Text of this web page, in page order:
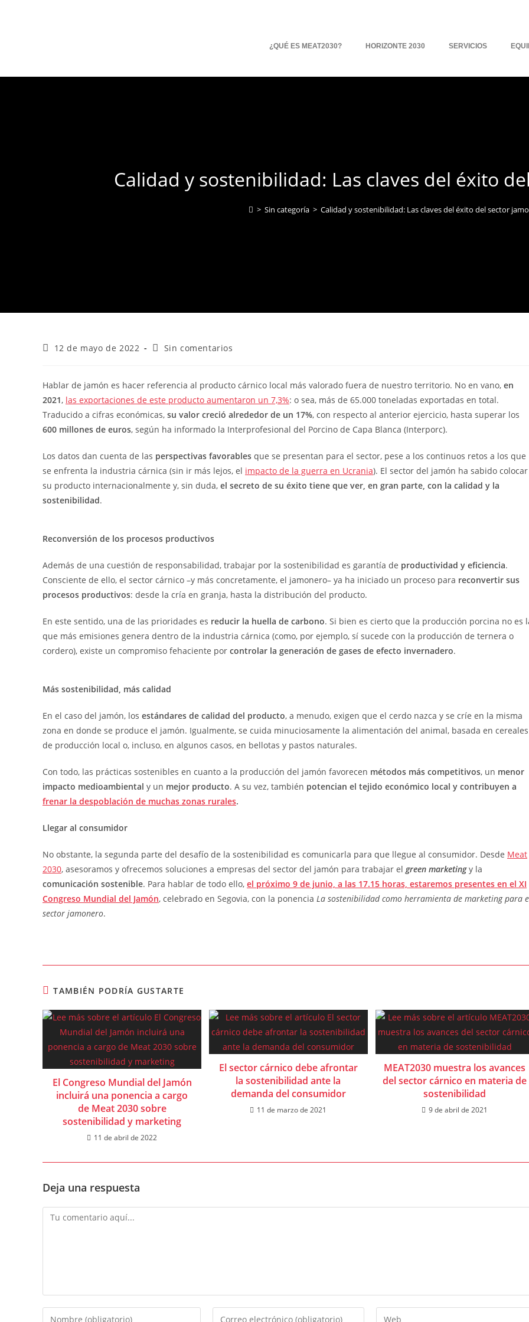
¿QUÉ ES MEAT2030? HORIZONTE 2030 SERVICIOS
Calidad y sostenibilidad: Las claves del éxito
> Sin categoría > Calidad y sostenibilidad: Las claves del éxito del sector
12 de mayo de 2022 Sin comentarios
Hablar de jamón es hacer referencia al producto cárnico local más valorado fuera de nuestro territorio. No en vano, en
2021, las exportaciones de este producto aumentaron un 7,3%: o sea, más de 65.000 toneladas exportadas en total.
Traducido a cifras económicas, su valor creció alrededor de un 17%, con respecto al anterior ejercicio, hasta superar los
600 millones de euros, según ha informado la Interprofesional del Porcino de Capa Blanca (Interporc).
Los datos dan cuenta de las perspectivas favorables que se presentan para el sector, pese a los continuos retos a los que
se enfrenta la industria cárnica (sin ir más lejos, el impacto de la guerra en Ucrania). El sector del jamón ha sabido colocar
su producto internacionalmente y, sin duda, el secreto de su éxito tiene que ver, en gran parte, con la calidad y la
sostenibilidad.
Reconversión de los procesos productivos
Además de una cuestión de responsabilidad, trabajar por la sostenibilidad es garantía de productividad y eficiencia.
Consciente de ello, el sector cárnico –y más concretamente, el jamonero– ya ha iniciado un proceso para reconvertir sus
procesos productivos: desde la cría en granja, hasta la distribución del producto.
En este sentido, una de las prioridades es reducir la huella de carbono. Si bien es cierto que la producción porcina no es
que más emisiones genera dentro de la industria cárnica (como, por ejemplo, sí sucede con la producción de ternera o
cordero), existe un compromiso fehaciente por controlar la generación de gases de efecto invernadero.
Más sostenibilidad, más calidad
En el caso del jamón, los estándares de calidad del producto, a menudo, exigen que el cerdo nazca y se críe en la misma
zona en donde se produce el jamón. Igualmente, se cuida minuciosamente la alimentación del animal, basada en cereales
de producción local o, incluso, en algunos casos, en bellotas y pastos naturales.
Con todo, las prácticas sostenibles en cuanto a la producción del jamón favorecen métodos más competitivos, un menor
impacto medioambiental y un mejor producto. A su vez, también potencian el tejido económico local y contribuyen a
frenar la despoblación de muchas zonas rurales.
Llegar al consumidor
No obstante, la segunda parte del desafío de la sostenibilidad es comunicarla para que llegue al consumidor. Desde Meat
2030, asesoramos y ofrecemos soluciones a empresas del sector del jamón para trabajar el green marketingy la
comunicación sostenible. Para hablar de todo ello, el próximo 9 de junio, a las 17.15 horas, estaremos presentes en el XI
Congreso Mundial del Jamón, celebrado en Segovia, con la ponencia La sostenibilidad como herramienta de marketing para
sector jamonero.
TAMBIÉN PODRÍA GUSTARTE
El Congreso Mundial del Jamón
incluirá una ponencia a cargo
de Meat 2030 sobre
sostenibilidad y marketing
11 de abril de 2022
El sector cárnico debe afrontar
la sostenibilidad ante la
demanda del consumidor
11 de marzo de 2021
MEAT2030 muestra los avances
del sector cárnico en materia de
sostenibilidad
9 de abril de 2021
Deja una respuesta